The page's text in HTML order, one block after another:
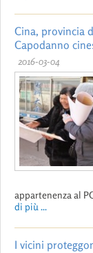
Cina, provincia
Capodanno
2016-03-04
appartenenza al
di più ...
I vicini